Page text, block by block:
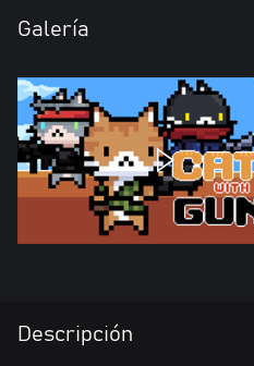
Galería
Descripción